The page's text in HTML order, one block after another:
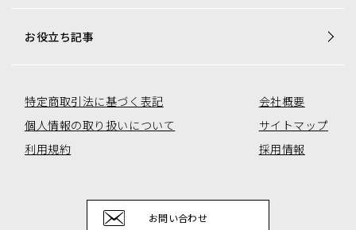
オリジナル商品一覧
お役立ち記事
特定商取引法に基づく表記
個人情報の取り扱いについて
利用規約
会社概要
サイトマップ
採用情報
お問い合わせ